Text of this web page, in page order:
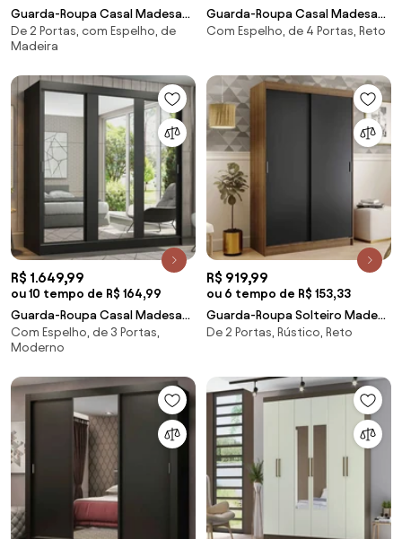
Guarda-Roupa Casal Madesa
Reno 3 Portas de Correr com
Espelhos Preto Cor:Preto
De 2 Portas, com Espelho, de
Madeira
Guarda-Roupa Casal Madesa
Austin 4 Portas de Correr de
Com Espelho, de 4 Portas, Reto
R$ 1.649,99
ou 10 tempo de R$ 164,99
Guarda-Roupa Casal Madesa
Reno 3 Portas de Correr de
Espelho Preto Cor:Preto
Com Espelho, de 3 Portas,
Moderno
R$ 919,99
ou 6 tempo de R$ 153,33
Guarda-Roupa Solteiro Madesa
Tokio 2 Portas de Correr 2
De 2 Portas, Rústico, Reto